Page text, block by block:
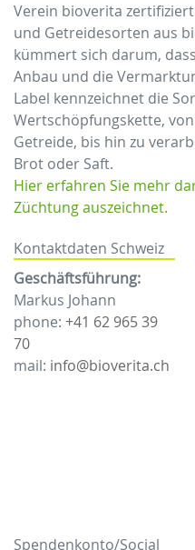
Verein bioverita
und Getreidesorten aus
kümmert sich darum,
Anbau und die
Label kennzeichnet die
Wertschöpfungskette,
Getreide, bis hin zu
Brot oder Saft.
Hier erfahren Sie mehr
Züchtung auszeichnet.
Kontaktdaten Schweiz
Geschäftsführung:
Markus Johann
phone: +41 62 965 39
70
mail: info@bioverita.ch
Spendenkonto/Social